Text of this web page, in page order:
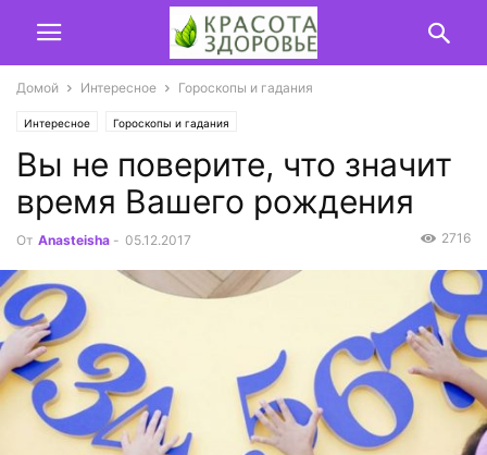
Домой Интересное Гороскопы и гадания
Интересное Гороскопы и гадания
Вы не поверите, что значит
время Вашего рождения
От Anasteisha - 05.12.2017 2716